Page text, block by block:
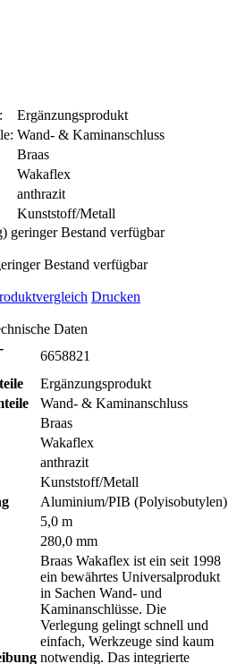
Ergänzungsprodukt
Wand- & Kaminanschluss
Braas
Wakaflex
anthrazit
Kunststoff/Metall
geringer Bestand verfügbar
Bestand verfügbar
Drucken
Daten
6658821
Ergänzungsprodukt
Wand- & Kaminanschluss
Braas
Wakaflex
anthrazit
Kunststoff/Metall
Aluminium/PIB (Polyisobutylen)
5,0 m
280,0 mm
Braas Wakaflex ist ein seit 1998
ein bewährtes Universalprodukt
in Sachen Wand- und
Kaminanschlüsse. Die
Verlegung gelingt schnell und
einfach, Werkzeuge sind kaum
notwendig. Das integrierte